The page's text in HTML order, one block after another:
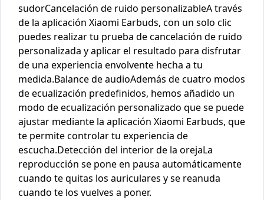
sudorCancelación de ruido personalizableA través
de la aplicación Xiaomi Earbuds, con un solo clic
puedes realizar tu prueba de cancelación de ruido
personalizada y aplicar el resultado para disfrutar
de una experiencia envolvente hecha a tu
medida.Balance de audioAdemás de cuatro modos
de ecualización predefinidos, hemos añadido un
modo de ecualización personalizado que se puede
ajustar mediante la aplicación Xiaomi Earbuds, que
te permite controlar tu experiencia de
escucha.Detección del interior de la orejaLa
reproducción se pone en pausa automáticamente
cuando te quitas los auriculares y se reanuda
cuando te los vuelves a poner.